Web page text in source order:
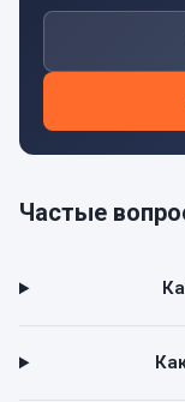
Частые